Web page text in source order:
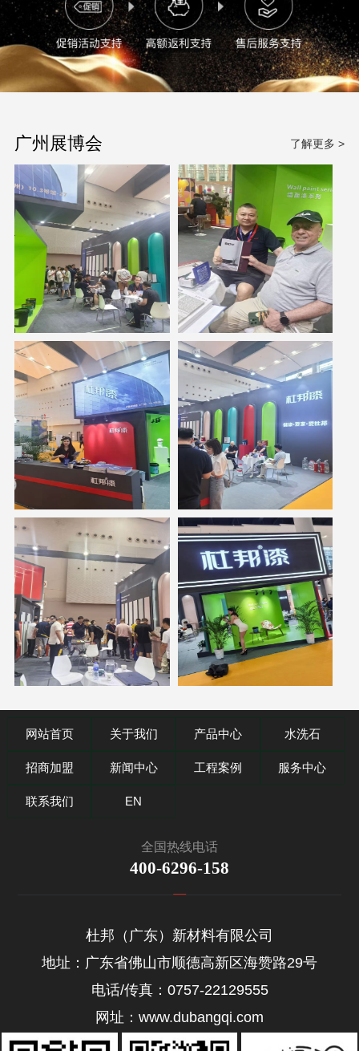
广州展博会 了解更多 >
网站首页 关于我们 产品中心 水洗石
招商加盟 新闻中心 工程案例 服务中心
联系我们 EN
全国热线电话
400-6296-158
杜邦（广东）新材料有限公司
地址：广东省佛山市顺德高新区海赞路29号
电话/传真：0757-22129555
网址：www.dubangqi.com